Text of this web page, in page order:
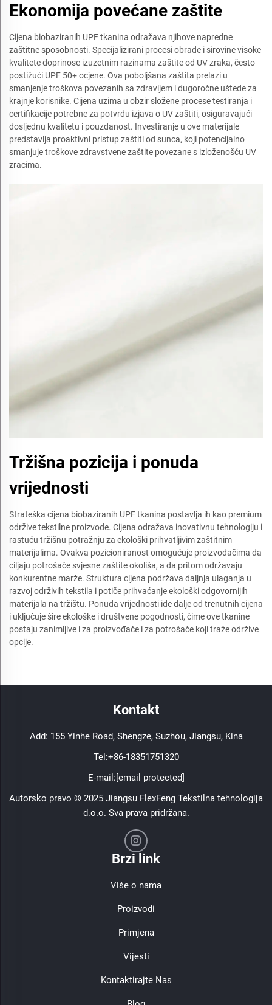
Ekonomija povećane zaštite
Cijena biobaziranih UPF tkanina odražava njihove napredne
zaštitne sposobnosti. Specijalizirani procesi obrade i sirovine visoke
kvalitete doprinose izuzetnim razinama zaštite od UV zraka, često
postižući UPF 50+ ocjene. Ova poboljšana zaštita prelazi u
smanjenje troškova povezanih sa zdravljem i dugoročne uštede za
krajnje korisnike. Cijena uzima u obzir složene procese testiranja i
certifikacije potrebne za potvrdu izjava o UV zaštiti, osiguravajući
dosljednu kvalitetu i pouzdanost. Investiranje u ove materijale
predstavlja proaktivni pristup zaštiti od sunca, koji potencijalno
smanjuje troškove zdravstvene zaštite povezane s izloženošću UV
zracima.
Tržišna pozicija i ponuda
vrijednosti
Strateška cijena biobaziranih UPF tkanina postavlja ih kao premium
održive tekstilne proizvode. Cijena odražava inovativnu tehnologiju i
rastuću tržišnu potražnju za ekološki prihvatljivim zaštitnim
materijalima. Ovakva pozicioniranost omogućuje proizvođačima da
ciljaju potrošače svjesne zaštite okoliša, a da pritom održavaju
konkurentne marže. Struktura cijena podržava daljnja ulaganja u
razvoj održivih tekstila i potiče prihvaćanje ekološki odgovornijih
materijala na tržištu. Ponuda vrijednosti ide dalje od trenutnih cijena
i uključuje šire ekološke i društvene pogodnosti, čime ove tkanine
postaju zanimljive i za proizvođače i za potrošače koji traže održive
opcije.
Kontakt
Add: 155 Yinhe Road, Shengze, Suzhou, Jiangsu, Kina
Tel:+86-18351751320
E-mail:[email protected]
Autorsko pravo © 2025 Jiangsu FlexFeng Tekstilna tehnologija
d.o.o. Sva prava pridržana.
Brzi link
Više o nama
Proizvodi
Primjena
Vijesti
Kontaktirajte Nas